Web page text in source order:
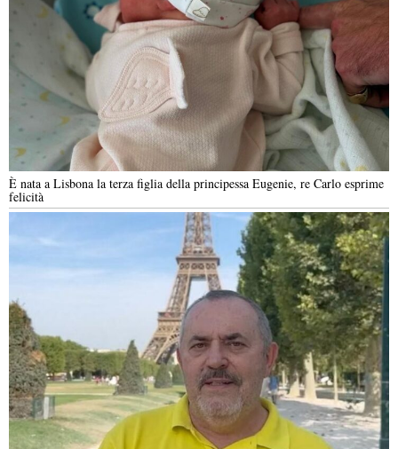
È nata a Lisbona la terza figlia della principessa Eugenie, re Carlo esprime
felicità